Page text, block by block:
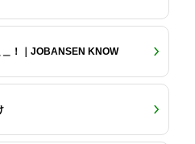
！｜JOBANSEN KNOW